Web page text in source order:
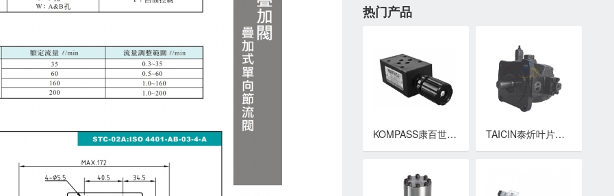
热门产品
KOMPASS康百世叠加阀 MTP,MTT-02,03系列叠加式节流阀 TAICIN泰炘叶片泵 VDV-1A, 2A / VDV-1B, 2B系列中压可变容量叶片泵